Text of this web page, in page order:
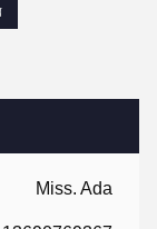
Miss. Ada